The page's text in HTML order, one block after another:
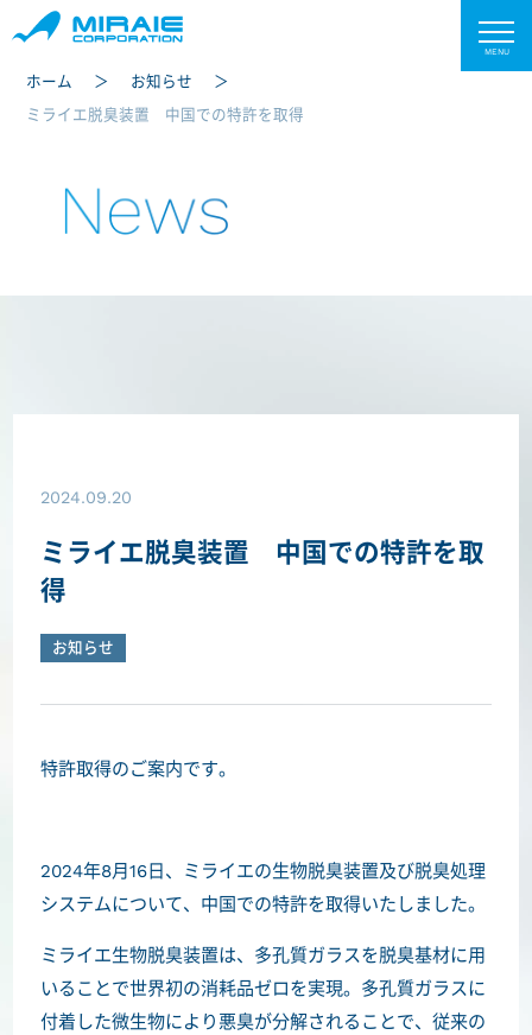
News
ホーム
お知らせ
ミライエ脱臭装置 中国での特許を取得
2024.09.20
ミライエ脱臭装置 中国での特許を取
得
お知らせ
特許取得のご案内です。
2024年8月16日、ミライエの生物脱臭装置及び脱臭処理
システムについて、中国での特許を取得いたしました。
ミライエ生物脱臭装置は、多孔質ガラスを脱臭基材に用
いることで世界初の消耗品ゼロを実現。多孔質ガラスに
付着した微生物により悪臭が分解されることで、従来の